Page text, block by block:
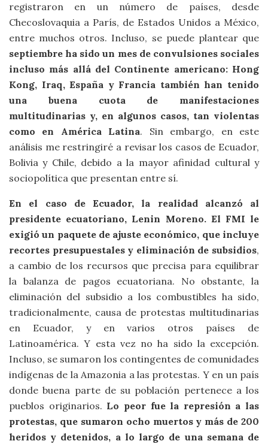
registraron en un número de países, desde
Checoslovaquia a París, de Estados Unidos a México,
entre muchos otros. Incluso, se puede plantear que
septiembre ha sido un mes de convulsiones sociales
incluso más allá del Continente americano: Hong
Kong, Iraq, España y Francia también han tenido
una buena cuota de manifestaciones
multitudinarias y, en algunos casos, tan violentas
como en América Latina. Sin embargo, en este
análisis me restringiré a revisar los casos de Ecuador,
Bolivia y Chile, debido a la mayor afinidad cultural y
sociopolítica que presentan entre sí.
En el caso de Ecuador, la realidad alcanzó al
presidente ecuatoriano, Lenin Moreno. El FMI le
exigió un paquete de ajuste económico, que incluye
recortes presupuestales y eliminación de subsidios,
a cambio de los recursos que precisa para equilibrar
la balanza de pagos ecuatoriana. No obstante, la
eliminación del subsidio a los combustibles ha sido,
tradicionalmente, causa de protestas multitudinarias
en Ecuador, y en varios otros países de
Latinoamérica. Y esta vez no ha sido la excepción.
Incluso, se sumaron los contingentes de comunidades
indígenas de la Amazonia a las protestas. Y en un país
donde buena parte de su población pertenece a los
pueblos originarios. Lo peor fue la represión a las
protestas, que sumaron ocho muertos y más de 200
heridos y detenidos, a lo largo de una semana de